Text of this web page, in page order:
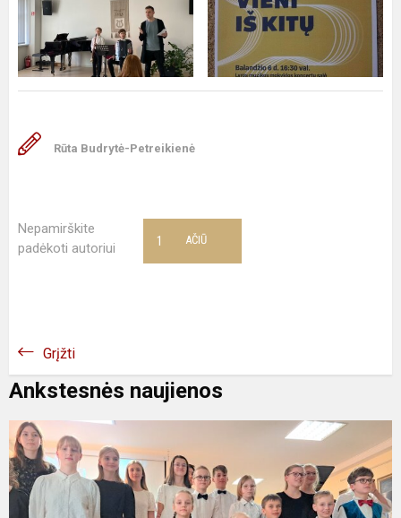
Rūta Budrytė-Petreikienė
Nepamirškite
padėkoti autoriui
AČIŪ
1
Grįžti
Ankstesnės naujienos